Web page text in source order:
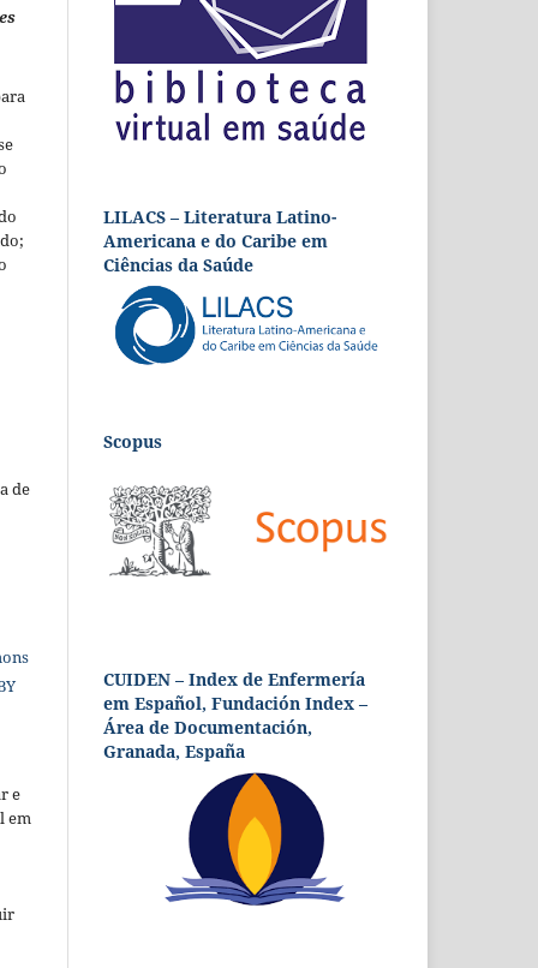
de
e
em
LILACS – Literatura Latino-
Americana e do Caribe em
Ciências da Saúde
Scopus
CUIDEN – Index de Enfermería
em Español, Fundación Index –
Área de Documentación,
Granada, España